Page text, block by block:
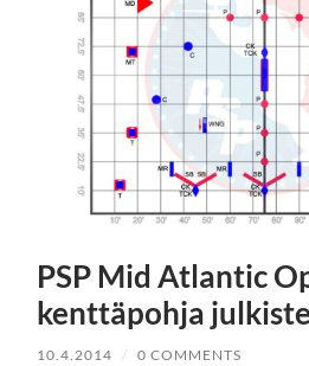
PSP Mid Atlantic
kenttäpohja
10.4.2014 / 0 COMMENTS